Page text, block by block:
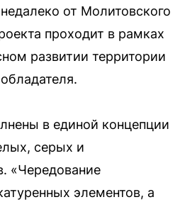
от Молитовского
проходит в рамках
развитии территории
в единой концепции
серых и
«Чередование
элементов, а